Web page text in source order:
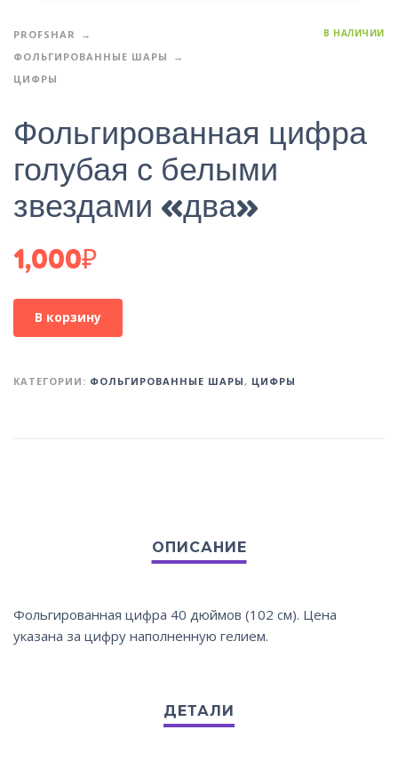
PROFSHAR
ФОЛЬГИРОВАННЫЕ ШАРЫ
ЦИФРЫ
В НАЛИЧИИ
Фольгированная цифра
голубая с белыми
звездами «два»
1,000₽
В корзину
КАТЕГОРИИ: ФОЛЬГИРОВАННЫЕ ШАРЫ, ЦИФРЫ
Фольгированная цифра 40 дюймов (102 см). Цена
указана за цифру наполненную гелием.